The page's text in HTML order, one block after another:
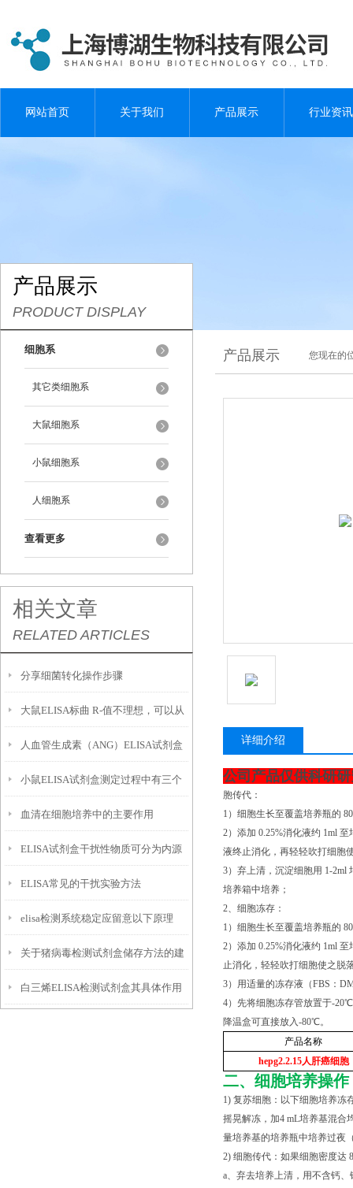
网站首页 关于我们 产品展示 行业资讯
产品展示
PRODUCT DISPLAY
细胞系
其它类细胞系
大鼠细胞系
小鼠细胞系
人细胞系
查看更多
相关文章
RELATED ARTICLES
分享细菌转化操作步骤
大鼠ELISA标曲 R‑值不理想，可以从
哪些方面查找问题？
人血管生成素（ANG）ELISA试剂盒
的应用检测及加样和数据分析
小鼠ELISA试剂盒测定过程中有三个
必要的试剂
血清在细胞培养中的主要作用
ELISA试剂盒干扰性物质可分为内源
性与外源性
ELISA常见的干扰实验方法
elisa检测系统稳定应留意以下原理
关于猪病毒检测试剂盒储存方法的建
议如下
白三烯ELISA检测试剂盒其具体作用
产品展示 您现在的
详细介绍
公司产品仅供科研
胞传代：
1）细胞生长至覆盖培养瓶的
2）添加 0.25%消化液约 1ml
液终止消化，再轻轻吹打细胞
3）弃上清，沉淀细胞用 1-2ml
培养箱中培养；
2、细胞冻存：
1）细胞生长至覆盖培养瓶的
2）添加 0.25%消化液约 1ml
止消化，轻轻吹打细胞使之脱
3）用适量的冻存液（FBS：
4）先将细胞冻存管放置于-
降温盒可直接放入-80℃。
产品名称
hepg2.2.15人肝癌细胞
二、细胞培养操作
1) 复苏细胞：以下细胞培养冻
摇晃解冻，加4 mL培养基混合
量培养基的培养瓶中培养过夜
2) 细胞传代：如果细胞密度达
a、弃去培养上清，用不含钙